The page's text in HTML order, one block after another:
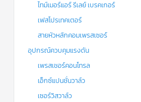
ไทม์เมอร์แอร์ รีเลย์ เบรคเกอร์
เฟสโปรเทคเตอร์
สายหัวหลักคอมเพรสเซอร์
อุปกรณ์ควบคุมแรงดัน
เพรสเชอร์คอนโทรล
เอ็กซ์แปนชั่นวาล์ว
เซอร์วิสวาล์ว